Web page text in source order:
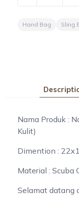
Hand Bag Sling
Nama Produk :
Kulit)
Dimention :
Material : Scuba
Selamat datang